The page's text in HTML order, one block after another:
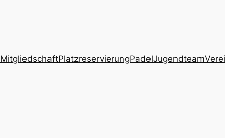
MitgliedschaftPlatzreservierungPadelJugendteam